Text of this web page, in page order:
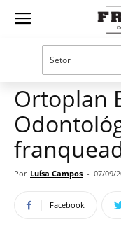
Guia
Mercado de franquias
Ortoplan
Por Luísa Campos - 07/09/
Facebook